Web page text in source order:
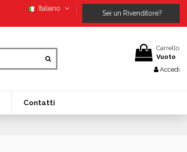
Italiano
Sei un Rivenditore?
Carrello
Vuoto
Accedi
Contatti